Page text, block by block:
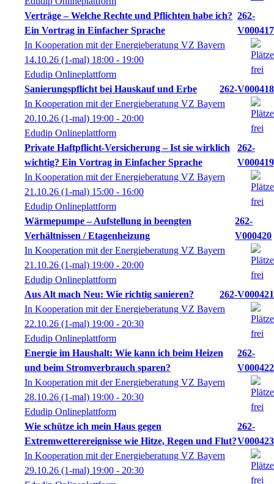
Verträge – Welche Rechte und Pflichten habe ich?
Ein Vortrag in Einfacher Sprache
262-
V000417
In Kooperation mit der Energieberatung VZ Bayern
14.10.26 (1-mal) 18:00 - 19:00
Edudip Onlineplattform
Sanierungspflicht bei Hauskauf und Erbe
262-V000418
In Kooperation mit der Energieberatung VZ Bayern
20.10.26 (1-mal) 19:00 - 20:00
Edudip Onlineplattform
Private Haftpflicht-Versicherung – Ist sie wirklich
wichtig? Ein Vortrag in Einfacher Sprache
262-
V000419
In Kooperation mit der Energieberatung VZ Bayern
21.10.26 (1-mal) 15:00 - 16:00
Edudip Onlineplattform
Wärmepumpe – Aufstellung in beengten
Verhältnissen / Etagenheizung
262-
V000420
In Kooperation mit der Energieberatung VZ Bayern
21.10.26 (1-mal) 19:00 - 20:00
Edudip Onlineplattform
Aus Alt mach Neu: Wie richtig sanieren?
262-V000421
In Kooperation mit der Energieberatung VZ Bayern
22.10.26 (1-mal) 19:00 - 20:30
Edudip Onlineplattform
Energie im Haushalt: Wie kann ich beim Heizen
und beim Stromverbrauch sparen?
262-
V000422
In Kooperation mit der Energieberatung VZ Bayern
28.10.26 (1-mal) 19:00 - 20:30
Edudip Onlineplattform
Wie schütze ich mein Haus gegen
Extremwetterereignisse wie Hitze, Regen und Flut?
262-
V000423
In Kooperation mit der Energieberatung VZ Bayern
29.10.26 (1-mal) 19:00 - 20:30